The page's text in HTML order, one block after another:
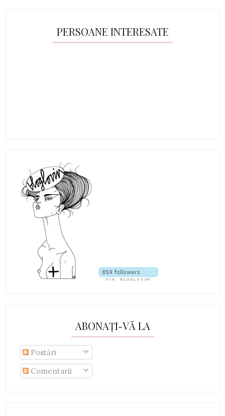
PERSOANE INTERESATE
ABONAȚI-VĂ LA
Postări
Comentarii